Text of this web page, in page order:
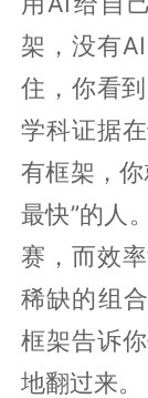
架，没有
住，你看
学科证据
有框架，
最快”的人
赛，而效
稀缺的组
框架告诉
地翻过来。